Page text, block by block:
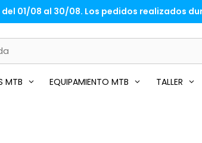
01/08 al 30/08. Los pedidos realizados
MTB EQUIPAMIENTO MTB TALLER